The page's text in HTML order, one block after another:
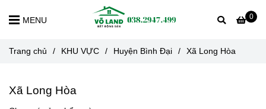
0
MENU
Trang chủ / KHU VỰC / Huyện Bình Đại / Xã Long Hòa
Xã Long Hòa